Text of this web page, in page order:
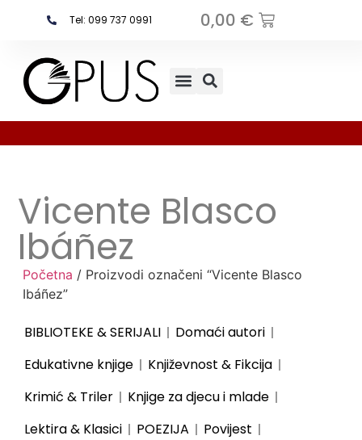
Tel: 099 737 0991 0,00 €
Vicente Blasco
Ibáñez
Početna / Proizvodi označeni “Vicente Blasco
Ibáñez”
BIBLIOTEKE & SERIJALI
Domaći autori
Edukativne knjige
Književnost & Fikcija
Krimić & Triler
Knjige za djecu i mlade
Lektira & Klasici
POEZIJA
Povijest